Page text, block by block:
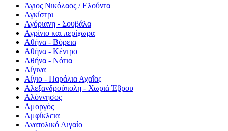
Άγιος Νικόλαος / Ελούντα
Αγκίστρι
Αγόριανη - Σουβάλα
Αγρίνιο και περίχωρα
Αθήνα - Βόρεια
Αθήνα - Κέντρο
Αθήνα - Νότια
Αίγινα
Αίγιο - Παράλια Αχαΐας
Αλεξανδρούπολη - Χωριά Έβρου
Αλόννησος
Αμοργός
Αμφίκλεια
Ανατολικό Αιγαίο